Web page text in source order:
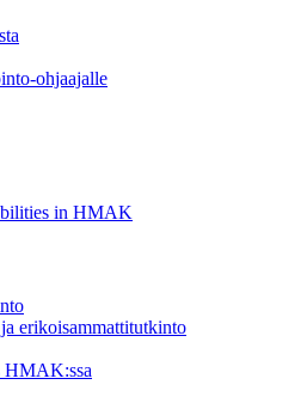
ohjaajalle
in HMAK
erikoisammattitutkinto
HMAK:ssa